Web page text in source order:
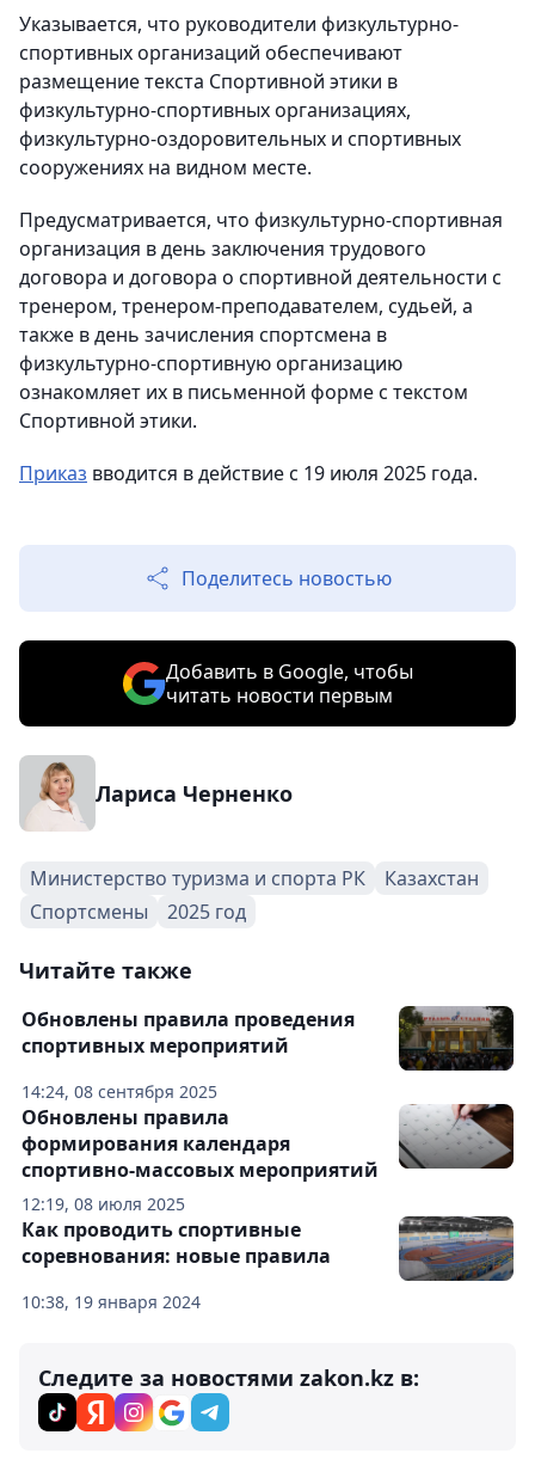
Указывается, что руководители физкультурно-
спортивных организаций обеспечивают
размещение текста Спортивной этики в
физкультурно-спортивных организациях,
физкультурно-оздоровительных и спортивных
сооружениях на видном месте.
Предусматривается, что физкультурно-спортивная
организация в день заключения трудового
договора и договора о спортивной деятельности с
тренером, тренером-преподавателем, судьей, а
также в день зачисления спортсмена в
физкультурно-спортивную организацию
ознакомляет их в письменной форме с текстом
Спортивной этики.
Приказ вводится в действие с 19 июля 2025 года.
Поделитесь новостью
Добавить в Google, чтобы
читать новости первым
Лариса Черненко
Министерство туризма и спорта РК
Казахстан
Спортсмены
2025 год
Читайте также
14:24, 08 сентября 2025
Обновлены правила проведения
спортивных мероприятий
12:19, 08 июля 2025
Обновлены правила
формирования календаря
спортивно-массовых мероприятий
10:38, 19 января 2024
Как проводить спортивные
соревнования: новые правила
Следите за новостями zakon.kz в: